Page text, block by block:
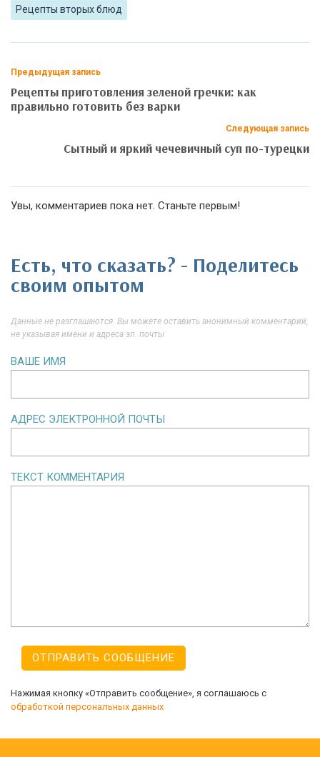
Рецепты вторых блюд
Предыдущая запись
Рецепты приготовления зеленой гречки: как
правильно готовить без варки
Следующая запись
Сытный и яркий чечевичный суп по-турецки
Увы, комментариев пока нет. Станьте первым!
Есть, что сказать? - Поделитесь
своим опытом
Данные не разглашаются. Вы можете оставить анонимный комментарий,
не указывая имени и адреса эл. почты
ВАШЕ ИМЯ
АДРЕС ЭЛЕКТРОННОЙ ПОЧТЫ
ТЕКСТ КОММЕНТАРИЯ
Нажимая кнопку «Отправить сообщение», я соглашаюсь с
обработкой персональных данных